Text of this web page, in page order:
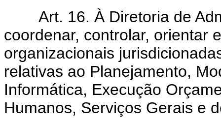
Art. 16. À Diretoria de
coordenar, controlar, orientar
organizacionais
relativas ao Planejamento,
Informática, Execução
Humanos, Serviços Gerais e